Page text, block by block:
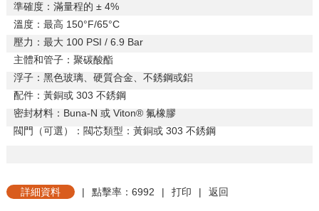
準確度：滿量程的 ± 4%
溫度：最高 150°F/65°C
壓力：最大 100 PSI / 6.9 Bar
主體和管子：聚碳酸酯
浮子：黑色玻璃、硬質合金、不銹鋼或鋁
配件：黃銅或 303 不銹鋼
密封材料：Buna-N 或 Viton® 氟橡膠
閥門（可選）：閥芯類型：黃銅或 303 不銹鋼
詳細資料 | 點擊率：6992 | 打印 | 返回